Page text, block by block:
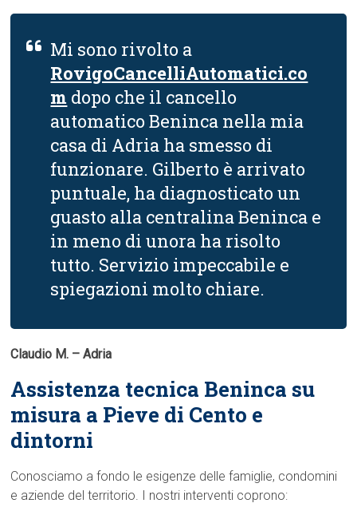
Mi sono rivolto a
RovigoCancelliAutomatici.co
m dopo che il cancello
automatico Beninca nella mia
casa di Adria ha smesso di
funzionare. Gilberto è arrivato
puntuale, ha diagnosticato un
guasto alla centralina Beninca e
in meno di unora ha risolto
tutto. Servizio impeccabile e
spiegazioni molto chiare.
Claudio M. – Adria
Assistenza tecnica Beninca su
misura a Pieve di Cento e
dintorni
Conosciamo a fondo le esigenze delle famiglie, condomini
e aziende del territorio. I nostri interventi coprono: